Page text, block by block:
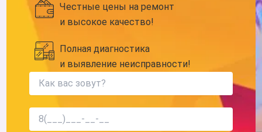
Честные цены на ремонт
и высокое качество!
Полная диагностика
и выявление неисправности!